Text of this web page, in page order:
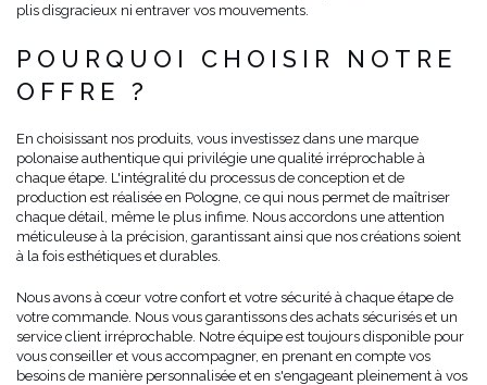
plis disgracieux ni entraver vos mouvements.
POURQUOI CHOISIR NOTRE
OFFRE ?
En choisissant nos produits, vous investissez dans une marque
polonaise authentique qui privilégie une qualité irréprochable à
chaque étape. L'intégralité du processus de conception et de
production est réalisée en Pologne, ce qui nous permet de maîtriser
chaque détail, même le plus infime. Nous accordons une attention
méticuleuse à la précision, garantissant ainsi que nos créations soient
à la fois esthétiques et durables.
Nous avons à cœur votre confort et votre sécurité à chaque étape de
votre commande. Nous vous garantissons des achats sécurisés et un
service client irréprochable. Notre équipe est toujours disponible pour
vous conseiller et vous accompagner, en prenant en compte vos
besoins de manière personnalisée et en s'engageant pleinement à vos